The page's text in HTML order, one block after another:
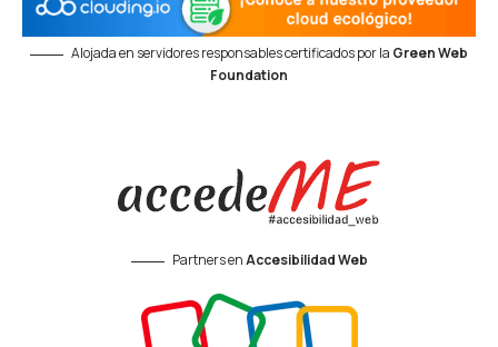
Alojada en servidores responsables certificados por la Green Web
Foundation
Partners enAccesibilidad Web